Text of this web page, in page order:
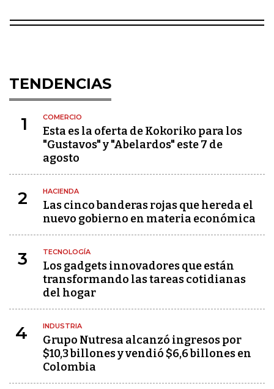
TENDENCIAS
1 COMERCIO
Esta es la oferta de Kokoriko para los
"Gustavos" y "Abelardos" este 7 de
agosto
2 HACIENDA
Las cinco banderas rojas que hereda el
nuevo gobierno en materia económica
3 TECNOLOGÍA
Los gadgets innovadores que están
transformando las tareas cotidianas
del hogar
4 INDUSTRIA
Grupo Nutresa alcanzó ingresos por
$10,3 billones y vendió $6,6 billones en
Colombia